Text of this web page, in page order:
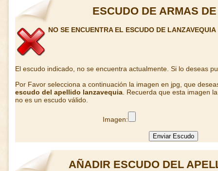
ESCUDO DE ARMAS
NO SE ENCUENTRA EL ESCUDO DE LANZAVEQUIA
El escudo indicado, no se encuentra actualmente. Si lo deseas
Por Favor selecciona a continuación la imagen en jpg, que
escudo del apellido lanzavequia . Recuerda que esta imagen
no es un escudo válido.
Imagen:
AÑADIR ESCUDO DEL